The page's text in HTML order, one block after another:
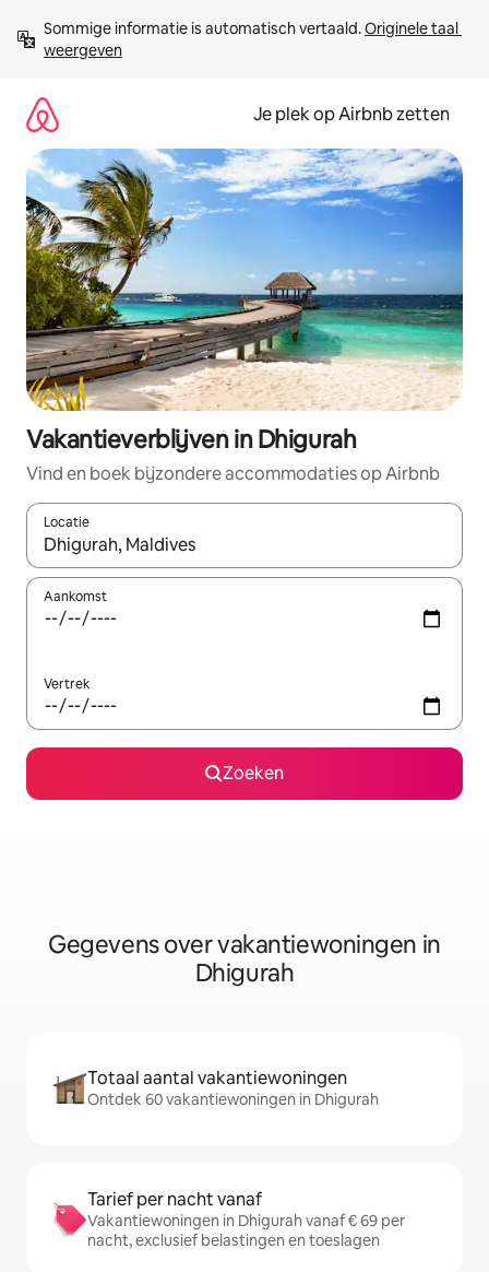
direct
naar
Sommige informatie is automatisch vertaald. Originele taal
weergeven
Je plek op Airbnb zetten
Vakantieverblijven in Dhigurah
Vind en boek bijzondere accommodaties op Airbnb
Locatie
Wanneer er resultaten beschikbaar zijn, maak je een keuze
Aankomst
Vertrek
Zoeken
Gegevens over vakantiewoningen in
Dhigurah
Totaal aantal vakantiewoningen
Ontdek 60 vakantiewoningen in Dhigurah
Tarief per nacht vanaf
Vakantiewoningen in Dhigurah vanaf € 69 per
nacht, exclusief belastingen en toeslagen